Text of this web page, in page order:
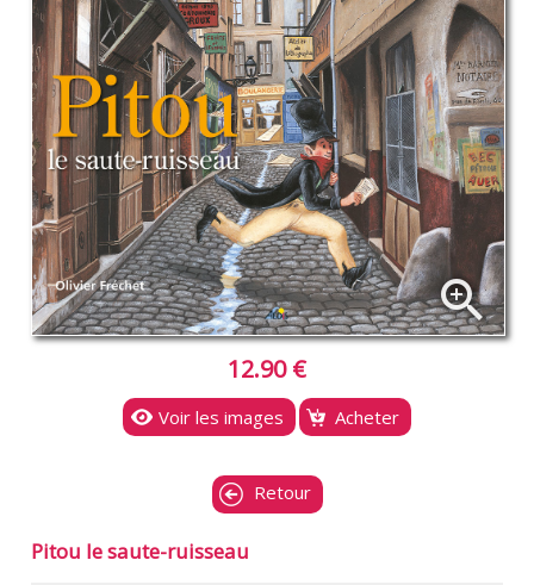
zoom_in
12.90 €
Voir les images Acheter
Retour
Pitou le saute-ruisseau